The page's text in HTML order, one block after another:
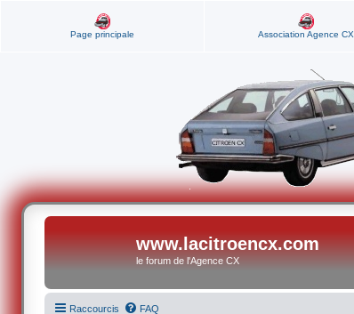
Page principale Association Agence CX
www.lacitroencx.com
le forum de l'Agence CX
Raccourcis FAQ